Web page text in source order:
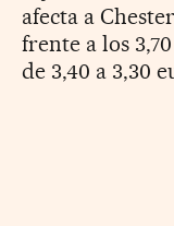
afecta a
frente a los
de 3,40 a 3,30